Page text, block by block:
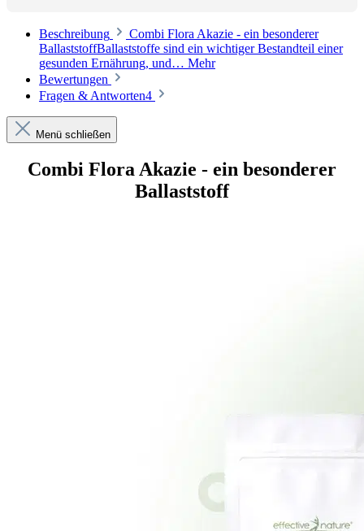
Beschreibung
Combi Flora Akazie - ein besonderer
BallaststoffBallaststoffe sind ein wichtiger Bestandteil einer
gesunden Ernährung, und… Mehr
Bewertungen
Fragen & Antworten4
Menü schließen
Combi Flora Akazie - ein besonderer
Ballaststoff